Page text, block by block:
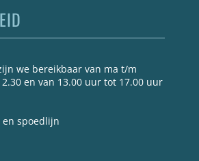
we bereikbaar van ma t/m
en van 13.00 uur tot 17.00 uur
en spoedlijn